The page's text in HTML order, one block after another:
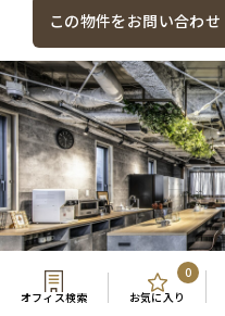
オフィス検索 お気に入り
0
この物件をお問い合わせ